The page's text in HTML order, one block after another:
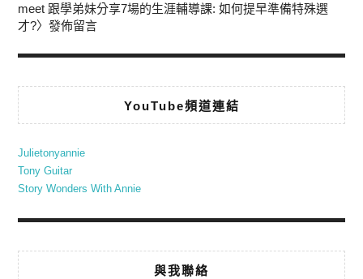
meet 跟學弟妹分享7場的生涯輔導課: 如何提早準備特殊選
才?〉發佈留言
YouTube頻道連結
Julietonyannie
Tony Guitar
Story Wonders With Annie
與我聯絡